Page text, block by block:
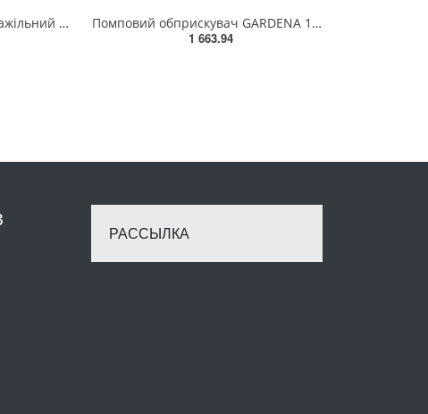
Обприскувач ранцевий важільний XP-12
Помповий обприскувач GARDENA 1,25 л(11120-20.000.00)
1 663.94
РАССЫЛКА